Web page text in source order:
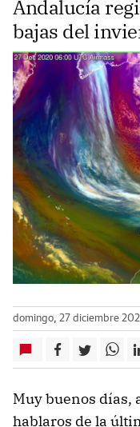
Andalucía
bajas del
domingo, 27 diciembre
Muy buenos días,
hablaros de la